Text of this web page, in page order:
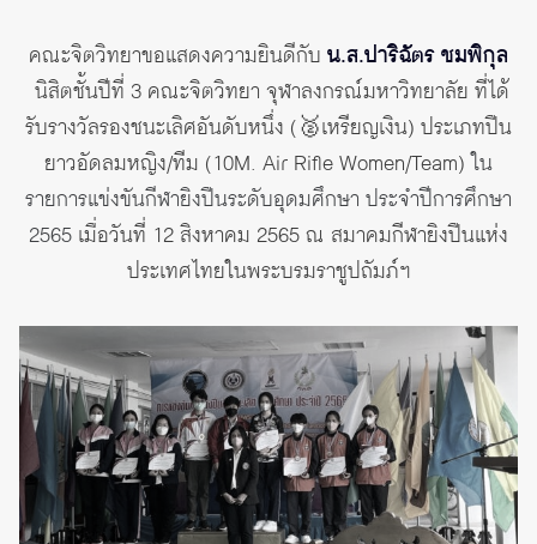
คณะจิตวิทยาขอแสดงความยินดี​กับ น.ส.ปาริฉัตร​ ชมพิกุล​
นิสิตชั้นปีที่​ 3​ คณะ​จิตวิทยา​ จุฬาลงกรณ์​มหา​วิทยาลัย ที่ได้
รับรางวัลรองชนะเลิศ​อันดับหนึ่ง​ (🥈เหรียญเงิน)​ ประเภทปืน
ยาวอัดลมหญิง/ทีม (10​M. Air Rifle Women/Team)​ใน
รายการแข่งขันกีฬายิงปืนระดับอุดมศึกษา​ ประจำปี​การศึกษา​
2565​ เมื่อวันที่​ 12​ สิงหา​คม​ 2565​ ณ​ สมาคมกีฬา​ยิงปืนแห่ง
ประเทศไทยในพระบรมราชูปถัมภ์​ฯ​